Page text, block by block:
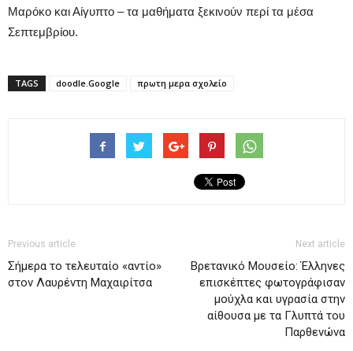
Μαρόκο και Αίγυπτο – τα μαθήματα ξεκινούν περί τα μέσα
Σεπτεμβρίου.
TAGS doodle.Google πρωτη μερα σχολείο
Previous article
Σήμερα το τελευταίο «αντίο»
στον Λαυρέντη Μαχαιρίτσα
Next article
Βρετανικό Μουσείο: Έλληνες
επισκέπτες φωτογράφισαν
μούχλα και υγρασία στην
αίθουσα με τα Γλυπτά του
Παρθενώνα